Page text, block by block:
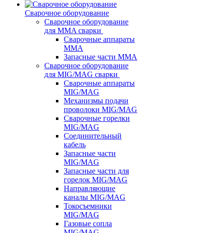
Сварочное оборудование
Сварочное оборудование
для MMA сварки
Сварочные аппараты
MMA
Запасные части MMA
Сварочное оборудование
для MIG/MAG сварки
Сварочные аппараты
MIG/MAG
Механизмы подачи
проволоки MIG/MAG
Сварочные горелки
MIG/MAG
Соединительный
кабель
Запасные части
MIG/MAG
Запасные части для
горелок MIG/MAG
Направляющие
каналы MIG/MAG
Токосъемники
MIG/MAG
Газовые сопла